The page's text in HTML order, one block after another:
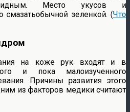
Место укусов и
смазатьобычной зеленкой. (Что
на коже рук входят и в
и пока малоизученного
Причины развития этого
из факторов медики считают